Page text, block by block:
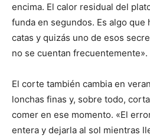
encima. El calor residual del
funda en segundos. Es algo que
catas y quizás uno de esos
no se cuentan frecuentemente».
El corte también cambia en
lonchas finas y, sobre todo,
comer en ese momento. «El
entera y dejarla al sol mientras